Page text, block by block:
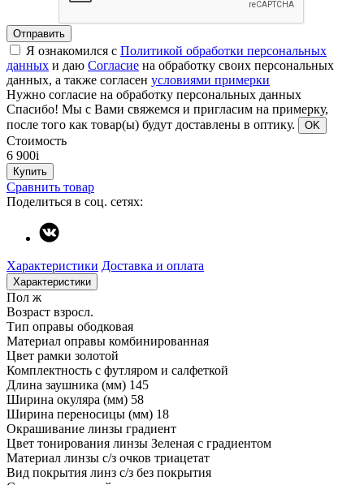
Отправить
Я ознакомился с Политикой обработки персональных
данных и даю Согласие на обработку своих персональных
данных, а также согласен условиями примерки
Нужно согласие на обработку персональных данных
Спасибо! Мы с Вами свяжемся и пригласим на примерку,
после того как товар(ы) будут доставлены в оптику.
OK
Стоимость
6 900i
Купить
Сравнить товар
Поделиться в соц. сетях:
Характеристики Доставка и оплата
Характеристики
Пол ж
Возраст взросл.
Тип оправы ободковая
Материал оправы комбинированная
Цвет рамки золотой
Комплектность с футляром и салфеткой
Длина заушника (мм) 145
Ширина окуляра (мм) 58
Ширина переносицы (мм) 18
Окрашивание линзы градиент
Цвет тонирования линзы Зеленая с градиентом
Материал линзы с/з очков триацетат
Вид покрытия линз с/з без покрытия